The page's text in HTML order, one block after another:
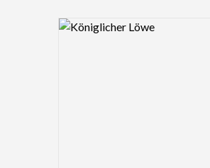
Logo Preview Image